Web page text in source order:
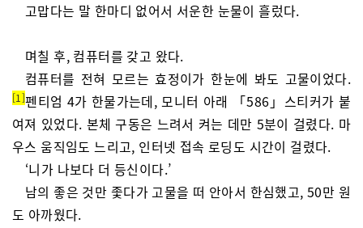
고맙다는 말 한마디 없어서 서운한 눈물이 흘렀다.
며칠 후, 컴퓨터를 갖고 왔다.
컴퓨터를 전혀 모르는 효정이가 한눈에 봐도 고물이었다.
1 펜티엄 4가 한물가는데, 모니터 아래 「586」스티커가 붙
여져 있었다. 본체 구동은 느려서 켜는 데만 5분이 걸렸다. 마
우스 움직임도 느리고, 인터넷 접속 로딩도 시간이 걸렸다.
‘니가 나보다 더 등신이다.’
남의 좋은 것만 좇다가 고물을 떠 안아서 한심했고, 50만 원
도 아까웠다.